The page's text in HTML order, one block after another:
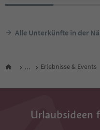
Alle Unterkünfte in der
... Erlebnisse & Events
Urlaubsideen